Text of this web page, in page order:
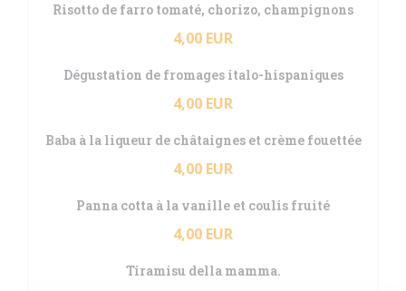
Risotto de farro tomaté, chorizo, champignons
4,00 EUR
Dégustation de fromages italo-hispaniques
4,00 EUR
Baba à la liqueur de châtaignes et crème fouettée
4,00 EUR
Panna cotta à la vanille et coulis fruité
4,00 EUR
Tiramisu della mamma.